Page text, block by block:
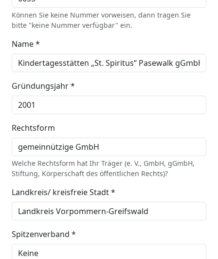
Können Sie keine Nummer vorweisen, dann tragen Sie
bitte "keine Nummer verfügbar" ein.
Name *
Gründungsjahr *
Rechtsform
Welche Rechtsform hat Ihr Träger (e. V., GmbH, gGmbH,
Stiftung, Körperschaft des öffentlichen Rechts)?
Landkreis/ kreisfreie Stadt *
Spitzenverband *